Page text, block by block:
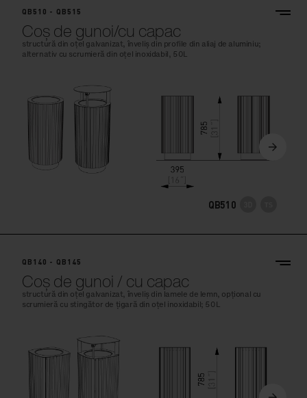
QB510 - QB515
Coș de gunoi/cu capac
structură din oțel galvanizat, înveliș din profile din aliaj de aluminiu;
alternativ cu scrumieră din oțel inoxidabil, 50L
QB510
QB140 - QB145
Coș de gunoi / cu capac
structură din oțel galvanizat, înveliș din lamele de lemn, opțional cu
scrumieră cu stingător de țigară din oțel inoxidabil; 50L